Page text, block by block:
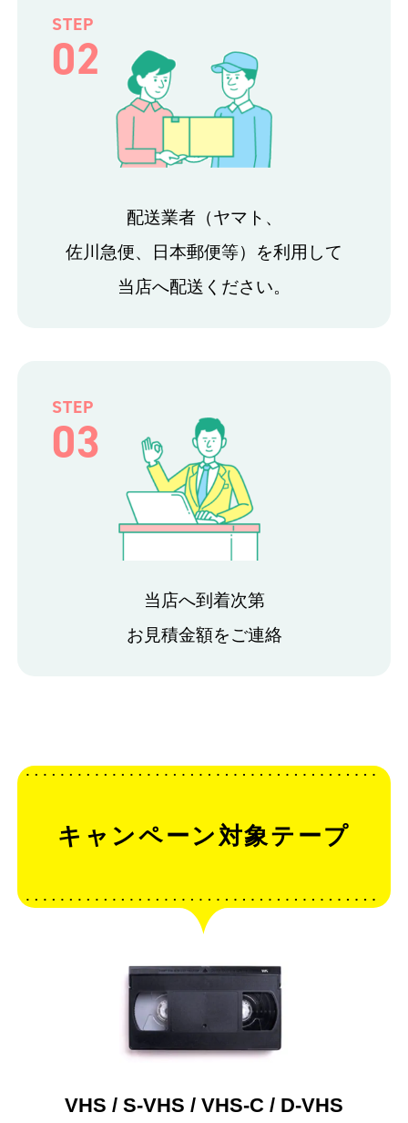
STEP
02
配送業者（ヤマト、
佐川急便、日本郵便等）を利用して
当店へ配送ください。
STEP
03
当店へ到着次第
お見積金額をご連絡
キャンペーン対象テープ
VHS / S-VHS / VHS-C / D-VHS